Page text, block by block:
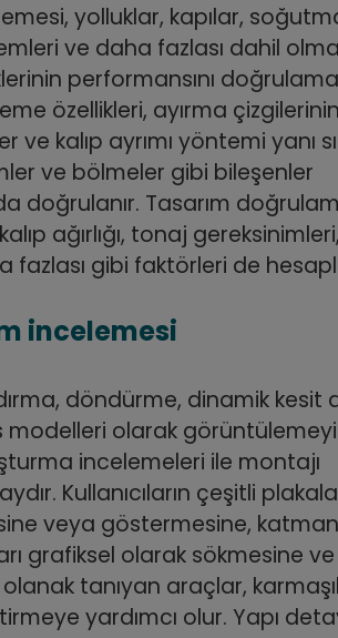
yolluklar, kapılar,
ve daha fazlası dahil
performansını
özellikleri, ayırma çizgilerinin
ve kalıp ayrımı yöntemi yanı
ve bölmeler gibi bileşenler
doğrulanır. Tasarım
ağırlığı, tonaj gereksinimleri,
fazlası gibi faktörleri de
incelemesi
döndürme, dinamik kesit
modelleri olarak görüntülemeyi
incelemeleri ile montajı
Kullanıcıların çeşitli
veya göstermesine,
grafiksel olarak sökmesine ve
tanıyan araçlar,
yardımcı olur. Yapı